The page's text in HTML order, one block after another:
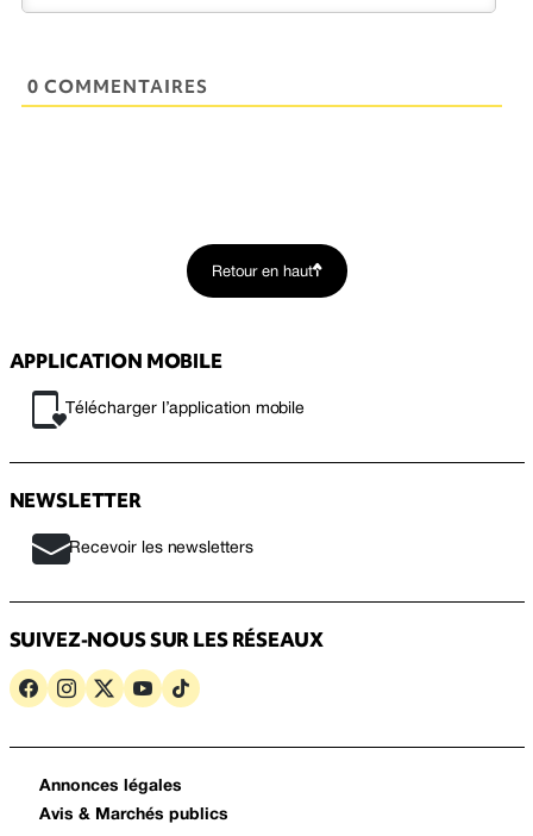
0 COMMENTAIRES
Retour en haut
APPLICATION MOBILE
Télécharger l’application mobile
NEWSLETTER
Recevoir les newsletters
SUIVEZ-NOUS SUR LES RÉSEAUX
Annonces légales
Avis & Marchés publics